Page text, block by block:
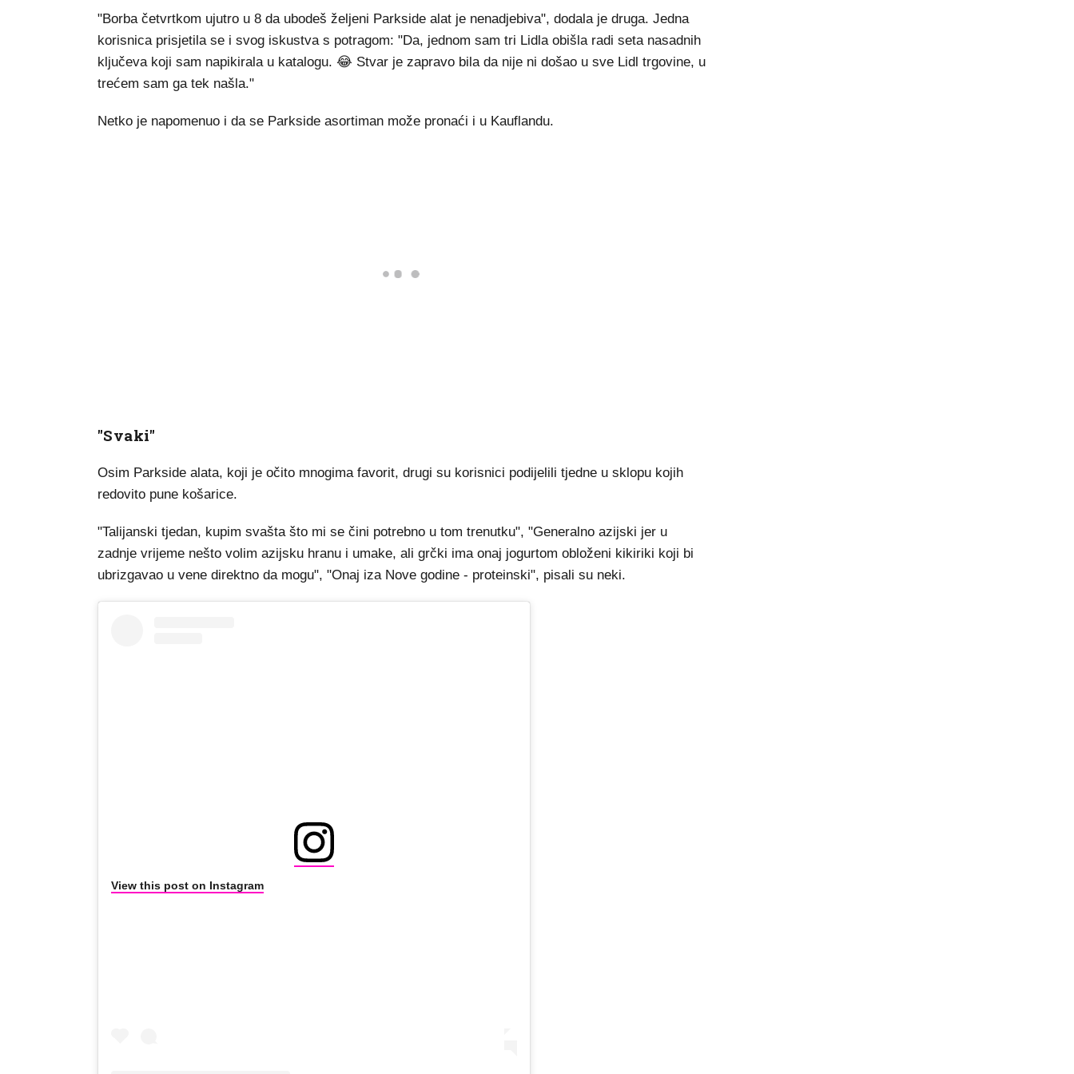
"Borba četvrtkom ujutro u 8 da ubodeš željeni Parkside alat je nenadjebiva", dodala je druga. Jedna
korisnica prisjetila se i svog iskustva s potragom: "Da, jednom sam tri Lidla obišla radi seta nasadnih
ključeva koji sam napikirala u katalogu. 😂 Stvar je zapravo bila da nije ni došao u sve Lidl trgovine, u
trećem sam ga tek našla."
Netko je napomenuo i da se Parkside asortiman može pronaći i u Kauflandu.
"Svaki"
Osim Parkside alata, koji je očito mnogima favorit, drugi su korisnici podijelili tjedne u sklopu kojih
redovito pune košarice.
"Talijanski tjedan, kupim svašta što mi se čini potrebno u tom trenutku", "Generalno azijski jer u
zadnje vrijeme nešto volim azijsku hranu i umake, ali grčki ima onaj jogurtom obloženi kikiriki koji bi
ubrizgavao u vene direktno da mogu", "Onaj iza Nove godine - proteinski", pisali su neki.
View this post on Instagram